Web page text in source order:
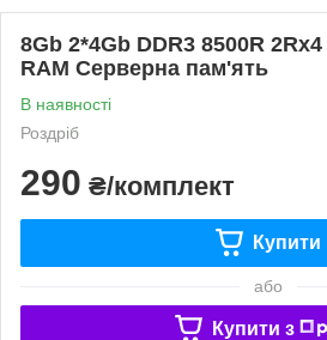
8Gb 2*4Gb DDR3 8500R
RAM Серверна пам'ять
В наявності
Роздріб
290 ₴/комплект
Купити
або
Купити з